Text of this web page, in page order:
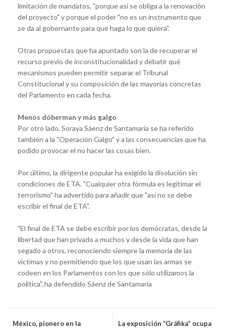
limitación de mandatos, "porque así se obliga a la renovación
del proyecto" y porque el poder "no es un instrumento que
se da al gobernante para que haga lo que quiera".
Otras propuestas que ha apuntado son la de recuperar el
recurso previo de inconstitucionalidad y debatir qué
mecanismos pueden permitir separar el Tribunal
Constitucional y su composición de las mayorías concretas
del Parlamento en cada fecha.
Menos dóberman y más galgo
Por otro lado, Soraya Sáenz de Santamaría se ha referido
también a la "Operación Galgo" y a las consecuencias que ha
podido provocar el no hacer las cosas bien.
Por último, la dirigente popular ha exigido la disolución sin
condiciones de ETA. "Cualquier otra fórmula es legitimar el
terrorismo" ha advertido para añadir que "así no se debe
escribir el final de ETA".
"El final de ETA se debe escribir por los demócratas, desde la
libertad que han privado a muchos y desde la vida que han
segado a otros, reconociendo siempre la memoria de las
víctimas y no permitiendo que los que usan las armas se
codeen en los Parlamentos con los que sólo utilizamos la
política", ha defendido Sáenz de Santamaría
México, pionero en la
La exposición “Gráfika” ocupa